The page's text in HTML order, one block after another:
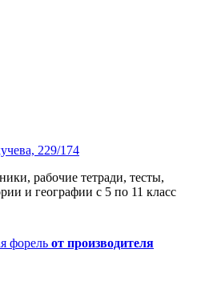
229/174
рабочие тетради, тесты,
и географии с 5 по 11 класс
форель от производителя